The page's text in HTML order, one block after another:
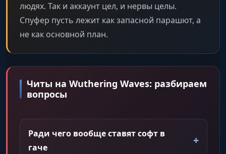
людях. Так и аккаунт цел, и нервы целы.
Спуфер пусть лежит как запасной парашют, а
не как основной план.
Читы на Wuthering Waves: разбираем
вопросы
Ради чего вообще ставят софт в
гаче